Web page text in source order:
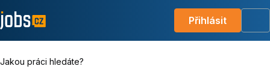
Přihlásit
Jakou práci hledáte?